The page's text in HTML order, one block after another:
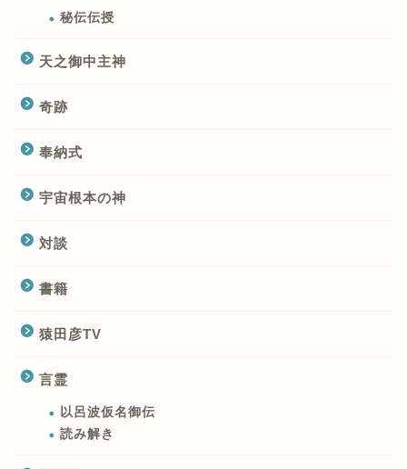
秘伝伝授
天之御中主神
奇跡
奉納式
宇宙根本の神
対談
書籍
猿田彦TV
言霊
以呂波仮名御伝
読み解き